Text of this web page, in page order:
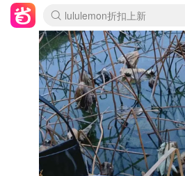
lululemon折扣上新
Sasa美妆护肤3.5折
SSENSE年中2.5折
FreshBeauty好价汇总
Cettire降价+叠9折
WWS Coles超市实拍
viagogo二手票捡漏
Myer超级周末
The Outnet奢牌1折起
David Jones 3折起
Flannels大牌1折
Perfumes Club护肤1折
AMIRO面罩$251
Amazon折扣汇总
eToro入金$200送$50
Amazon数码好物
ICONIC本周7.5折
ThedoubleF高奢地板价
Moose Knuckles 6折
丝芙兰5折起
EUFY摄像头$98
Selenichast首饰2折
Trip机票酒店促销
YSL送5件彩妆礼
Amazon家居好物
Amazon美妆护肤
雅漾大喷$8
过敏原检测盒$33
伊索独家赠50ml沐浴露
科颜氏高保湿面霜$29
SEALIFE海洋馆门票6折
丝塔芙大白罐$16
订阅Newsletter送香薰
Cult Beauty 6.8折
Harrods圣诞日历$525
LN-CC奢牌私促3折
d'Alba空姐喷雾$16
EVE LOM套装£56
Bernardelli独家4折
Adore Beauty 6折起
CT圣诞日历
Mytheresa奢品2.7折
Luxury Escapes 9折
Currentbody美容仪$881
MOON Garden Live
Roborock扫地机$649
Tingo Life水杯$24
Valentino官网5折
CR洗护套装$23
修丽可4件套$159
Myer彩妆2件7折
GANNI官网4.5折
Stylevana韩妆4折
Tessabit高奢8.5折
OGX洗发水$11
Amazon阿德莱德次日达
卡诗8.5折+赠礼
Philips Hue灯具8折